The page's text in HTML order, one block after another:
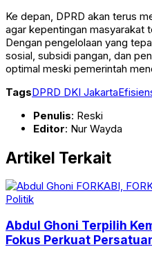
Ke depan, DPRD akan terus
agar kepentingan masyarakat
Dengan pengelolaan yang
sosial, subsidi pangan, dan
optimal meski pemerintah
TagsDPRD DKI Jakarta
Penulis: Reski
Editor: Nur Wayda
Artikel Terkait
Politik
Abdul Ghoni Terpilih
Fokus Perkuat